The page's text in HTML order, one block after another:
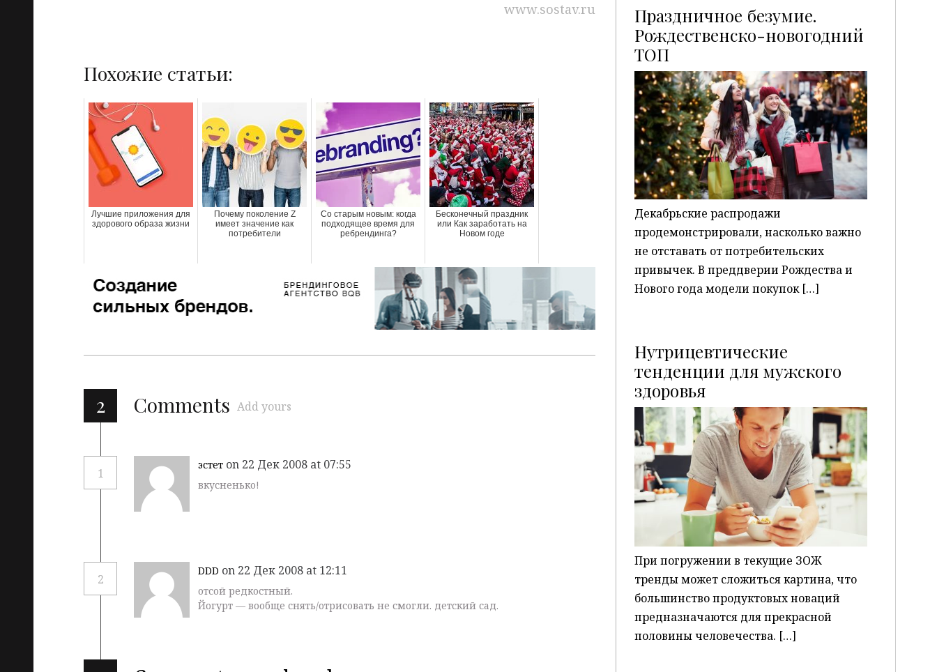
www.sostav.ru
Похожие статьи:
Лучшие приложения для
здорового образа жизни
Почему поколение Z
имеет значение как
потребители
Со старым новым: когда
подходящее время для
ребрендинга?
Бесконечный праздник
или Как заработать на
Новом годе
2 Comments Add yours
1
эстет on 22 Дек 2008 at 07:55
вкусненько!
2
DDD on 22 Дек 2008 at 12:11
отсой редкостный.
Йогурт — вообще снять/отрисовать не смогли. детский сад.
Праздничное безумие.
Рождественско-новогодний
ТОП
P
Декабрьские распродажи
продемонстрировали, насколько важно
не отставать от потребительских
привычек. В преддверии Рождества и
Нового года модели покупок […]
Нутрицевтические
тенденции для мужского
здоровья P
При погружении в текущие ЗОЖ
тренды может сложиться картина, что
большинство продуктовых новаций
предназначаются для прекрасной
половины человечества. […]